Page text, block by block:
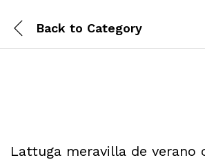
Back to Category
Lattuga meravilla de verano